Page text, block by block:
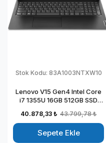
Stok Kodu: 83A1003NTXW10
Lenovo V15 Gen4 Intel Core
i7 1355U 16GB 512GB SSD
15.6" Fhd Taşınabilir
Bilgisayar 83A1003NTXW10
40.878,33 ₺ 43.799,78 ₺
Sepete Ekle